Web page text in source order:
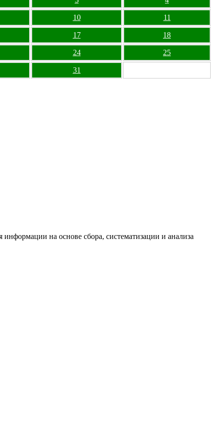
10 11
17 18
24 25
31
на основе сбора, систематизации и анализа